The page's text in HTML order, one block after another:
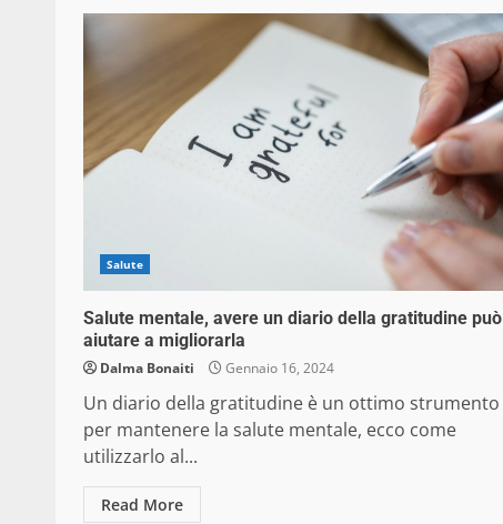
Salute
Salute mentale, avere un diario della gratitudine può
aiutare a migliorarla
Dalma Bonaiti Gennaio 16, 2024
Un diario della gratitudine è un ottimo strumento
per mantenere la salute mentale, ecco come
utilizzarlo al...
Read More